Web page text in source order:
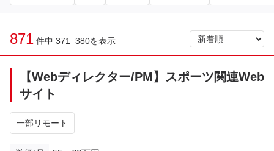
871 件中 371−380を表示
【Webディレクター/PM】スポーツ関連Web
サイト
一部リモート